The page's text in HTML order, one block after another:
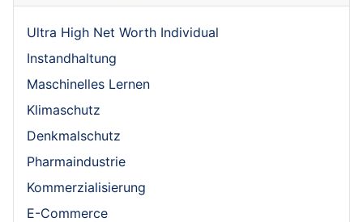
Ultra High Net Worth Individual
Instandhaltung
Maschinelles Lernen
Klimaschutz
Denkmalschutz
Pharmaindustrie
Kommerzialisierung
E-Commerce